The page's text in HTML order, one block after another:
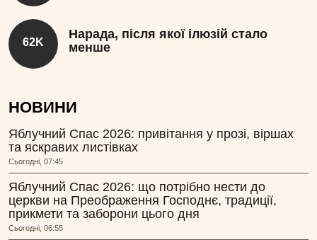
62K
Нарада, після якої ілюзій стало
менше
НОВИНИ
Яблучний Спас 2026: привітання у прозі, віршах
та яскравих листівках
Сьогодні, 07:45
Яблучний Спас 2026: що потрібно нести до
церкви на Преображення Господнє, традиції,
прикмети та заборони цього дня
Сьогодні, 06:55